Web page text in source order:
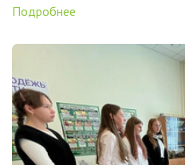
Подробнее